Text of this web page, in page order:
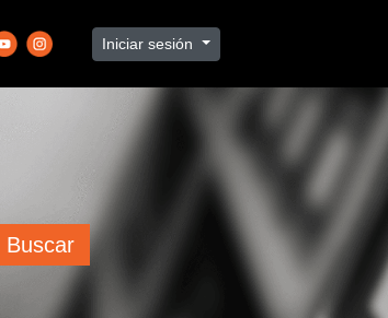
Iniciar sesión
Buscar